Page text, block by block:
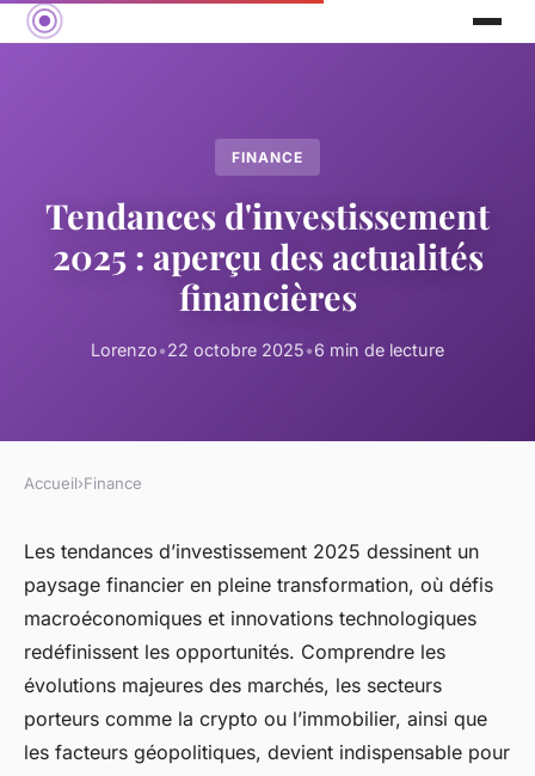
FINANCE
Tendances d'investissement
2025 : aperçu des actualités
financières
Lorenzo•22 octobre 2025•6 min de lecture
Accueil›Finance
Les tendances d’investissement 2025 dessinent un
paysage financier en pleine transformation, où défis
macroéconomiques et innovations technologiques
redéfinissent les opportunités. Comprendre les
évolutions majeures des marchés, les secteurs
porteurs comme la crypto ou l’immobilier, ainsi que
les facteurs géopolitiques, devient indispensable pour